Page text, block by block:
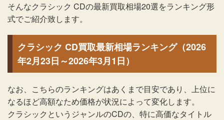
そんなクラシック CDの最新買取相場20選をランキング形
式でご紹介致します。
クラシック CD買取最新相場ランキング（2026
年2月23日～2026年3月1日）
なお、こちらのランキングはあくまで目安であり、上位に
なるほど高額なため価格が状況によって変化します。
クラシックというジャンルのCDの、特に高価なタイトル